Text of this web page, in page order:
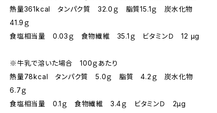
熱量361kcal タンパク質 32.0ｇ 脂質15.1ｇ 炭水化物
41.9ｇ
食塩相当量 0.03ｇ 食物繊維 35.1ｇ ビタミンＤ 12 µg
※牛乳で溶いた場合 100ｇあたり
熱量78kcal タンパク質 5.0ｇ 脂質 4.2ｇ 炭水化物
6.7ｇ
食塩相当量 0.1ｇ 食物繊維 3.4ｇ ビタミンＤ 2µg